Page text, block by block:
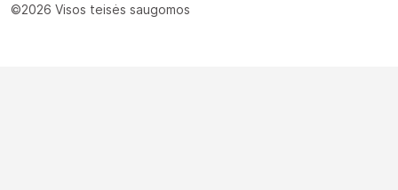
©2026 Visos teisės saugomos